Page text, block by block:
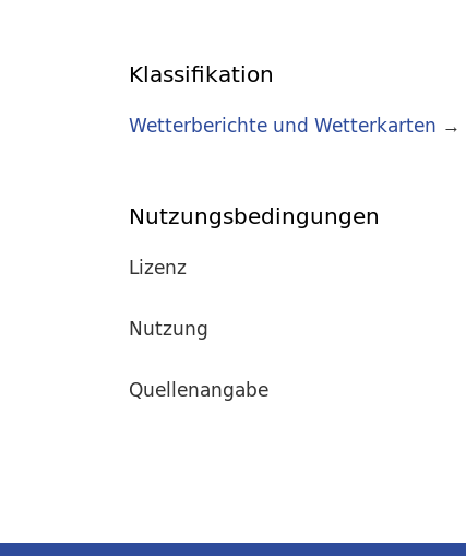
Klassifikation
Wetterberichte und Wetterkarten →
Nutzungsbedingungen
Lizenz
Nutzung
Quellenangabe